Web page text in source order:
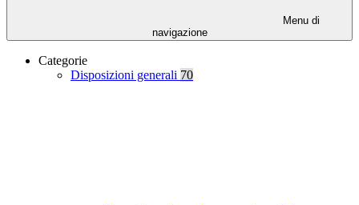
Menu di
navigazione
Categorie
Disposizioni generali 70